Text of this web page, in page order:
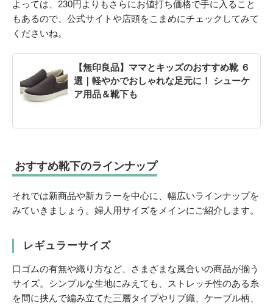
よっては、230円よりもさらにお値打ち価格で手に入ること
もあるので、公式サイトや店頭をこまめにチェックしてみて
くださいね。
【無印良品】ママとキッズのおすすめ靴 ６
選｜軽やかでおしゃれな足元に！ シューケ
ア用品＆靴下も
おすすめ靴下のラインナップ
それでは新商品や新カラーを中心に、幅広いラインナップを
みていきましょう。婦人用サイズをメインにご紹介します。
レギュラーサイズ
口ゴムの有無や織り方など、さまざまな風合いの商品が揃う
サイズ。シンプルな生地にみえても、ストレッチ性のある糸
を間に挟んで編み立てた三層タイプやリブ織、ケーブル柄、